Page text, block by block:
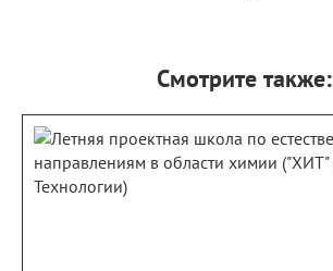
Смотрите также: